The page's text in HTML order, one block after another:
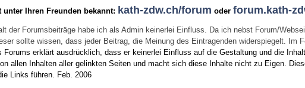
Ihren Freunden bekannt: kath-zdw.ch/forum oderforum.kath-
der Forumsbeiträge habe ich als Admin keinerlei Einfluss. Da ich nebst Forum/
sollte wissen, dass jeder Beitrag, die Meinung des Eintragenden widerspiegelt. Im
Forums erklärt ausdrücklich, dass er keinerlei Einfluss auf die Gestaltung und die
allen Inhalten aller gelinkten Seiten und macht sich diese Inhalte nicht zu Eigen.
Links führen. Feb. 2006